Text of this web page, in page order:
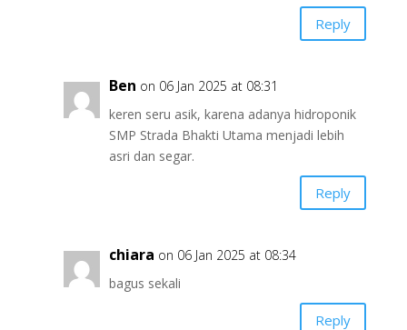
Reply
Ben on 06 Jan 2025 at 08:31
keren seru asik, karena adanya hidroponik
SMP Strada Bhakti Utama menjadi lebih
asri dan segar.
Reply
chiara on 06 Jan 2025 at 08:34
bagus sekali
Reply